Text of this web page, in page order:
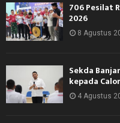
706 Pesilat
2026
8 Agustus
Sekda
kepada
4 Agustus